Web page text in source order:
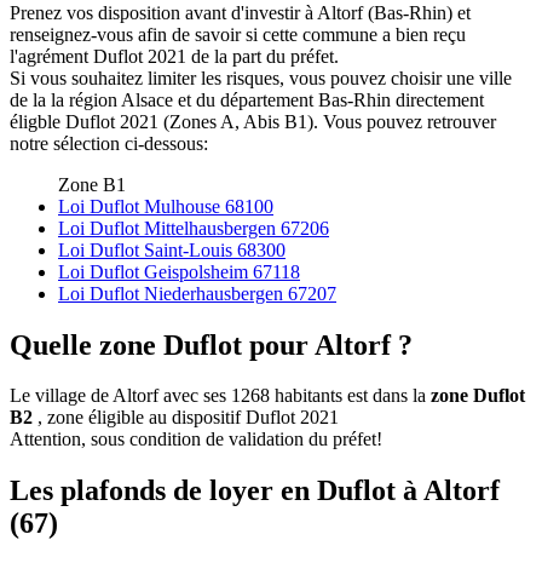
Prenez vos disposition avant d'investir à Altorf (Bas-Rhin) et
renseignez-vous afin de savoir si cette commune a bien reçu
l'agrément Duflot 2021 de la part du préfet.
Si vous souhaitez limiter les risques, vous pouvez choisir une ville
de la la région Alsace et du département Bas-Rhin directement
éligble Duflot 2021 (Zones A, Abis B1). Vous pouvez retrouver
notre sélection ci-dessous:
Zone B1
Loi Duflot Mulhouse 68100
Loi Duflot Mittelhausbergen 67206
Loi Duflot Saint-Louis 68300
Loi Duflot Geispolsheim 67118
Loi Duflot Niederhausbergen 67207
Quelle zone Duflot pour Altorf ?
Le village de Altorf avec ses 1268 habitants est dans la zone Duflot
B2 , zone éligible au dispositif Duflot 2021
Attention, sous condition de validation du préfet!
Les plafonds de loyer en Duflot à Altorf
(67)